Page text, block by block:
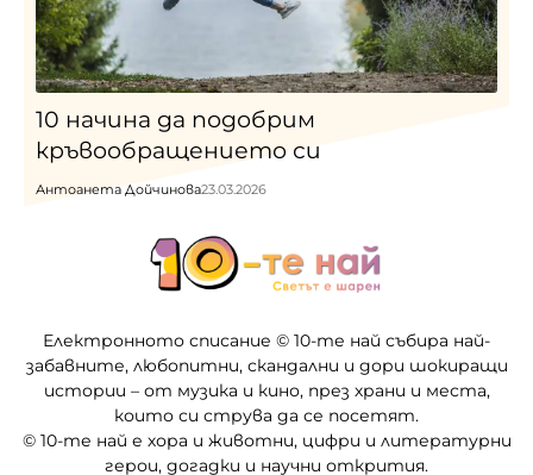
10 начина да подобрим
кръвообращението си
Антоанета Дойчинова23.03.2026
Електронното списание © 10-те най събира най-
забавните, любопитни, скандални и дори шокиращи
истории – от музика и кино, през храни и места,
които си струва да се посетят.
© 10-те най е хора и животни, цифри и литературни
герои, догадки и научни открития.